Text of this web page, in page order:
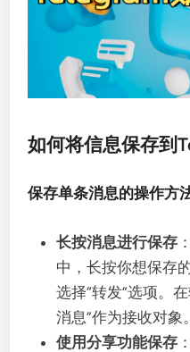
如何将信息保存到
保存单条消息的操作方
长按消息进行保存
中，长按你想保存
选择“转发”选项。
消息”作为接收对象。
使用分享功能保存